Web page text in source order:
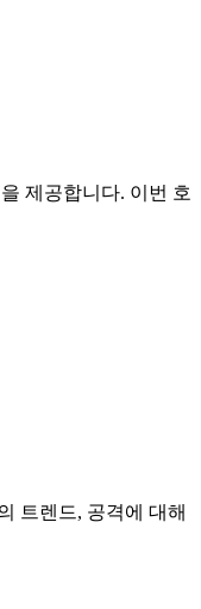
제공합니다. 이번 호
트렌드, 공격에 대해